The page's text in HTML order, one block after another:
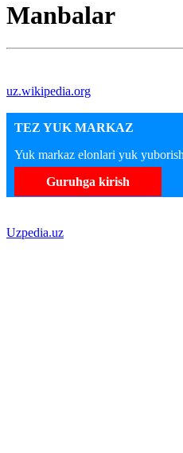
Manbalar
uz.wikipedia.org
TEZ YUK MARKAZ
Yuk markaz elonlari yuk
Guruhga kirish
Uzpedia.uz